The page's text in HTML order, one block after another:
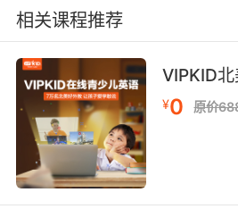
息交换标准代码）将每个字
个独特的数字编码，使得计
文本信息。Unicode编码则
集，使得全球各种语言的字
机中得到表示。 字母的设计
视觉艺术中占据着重要地位
同的笔画、形状和比例，创
风格。例如，衬线字
相关课程推荐
VIPKID
¥0 原价